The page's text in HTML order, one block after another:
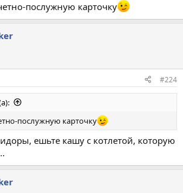
послужную карточку
#224
послужную карточку
ешьте кашу с котлетой, которую